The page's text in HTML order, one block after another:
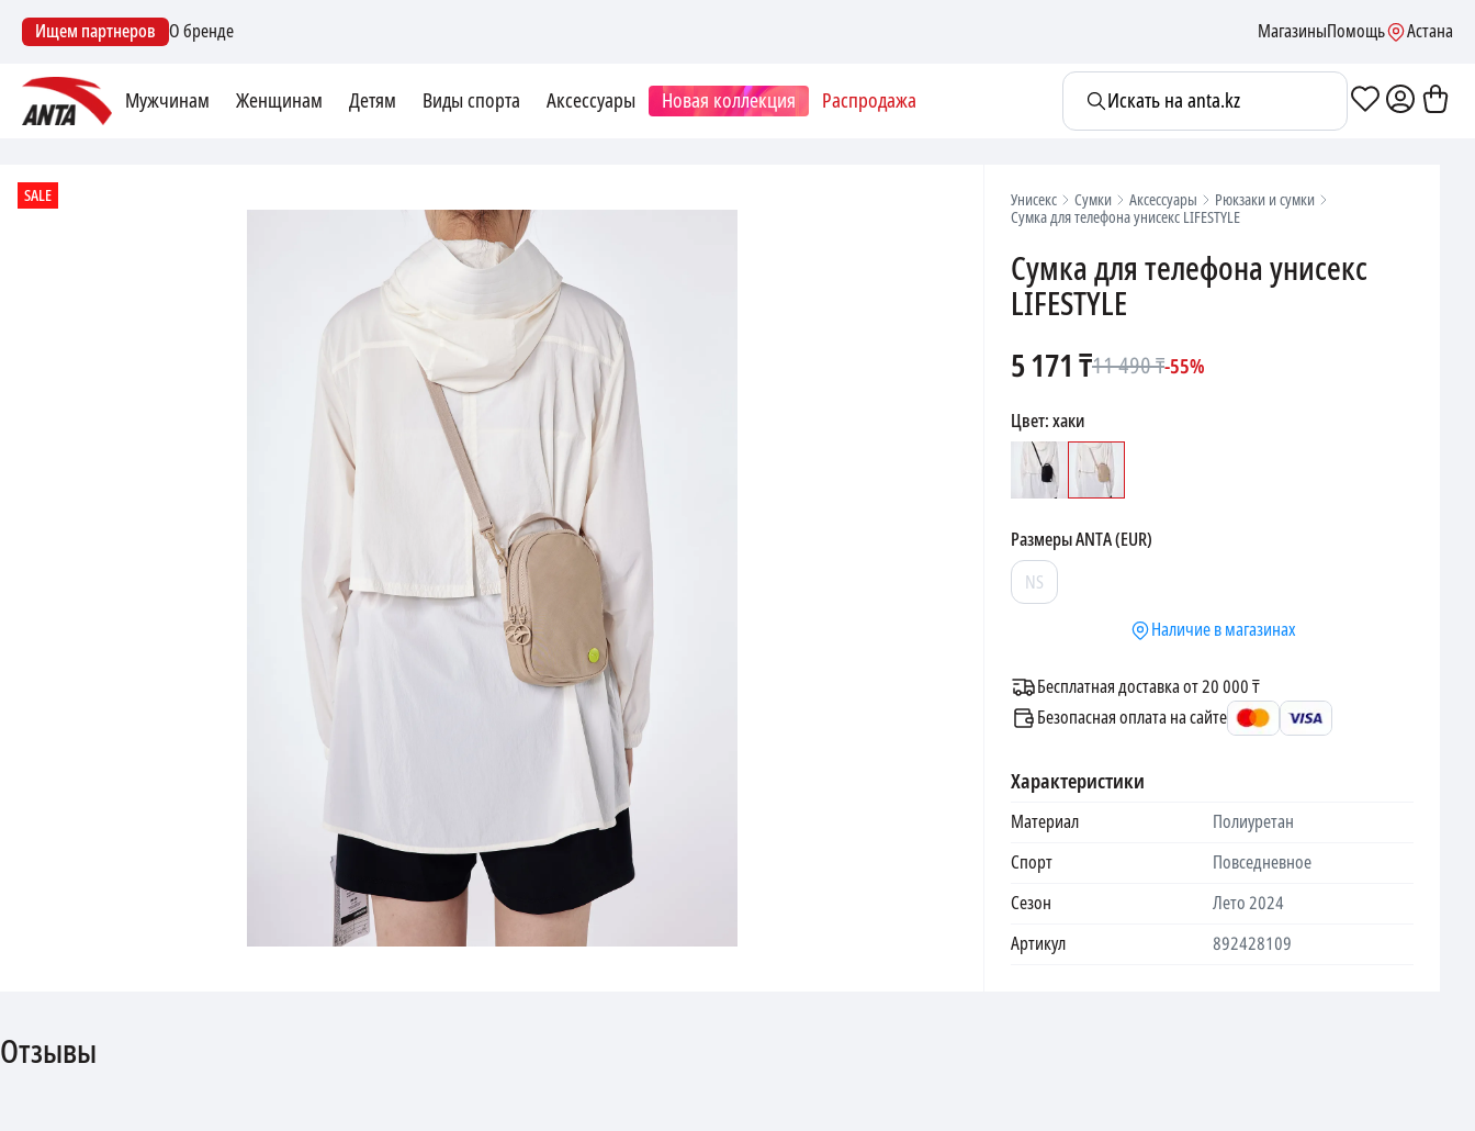
Ищем партнеров О бренде МагазиныПомощь Астана
Мужчинам Женщинам Детям Виды спорта Аксессуары Новая коллекция Распродажа Искать на anta.kz
SALE Унисекс Сумки Аксессуары
Рюкзаки и сумки
Сумка для телефона унисекс LIFESTYLE
Сумка для телефона унисекс
LIFESTYLE
5 171₸11 490₸-55%
Цвет:хаки
РазмерыANTA (EUR)
NS
Наличие в магазинах
Бесплатная доставка от 20 000 ₸
Безопасная оплата на сайте
Характеристики
Материал
Полиуретан
Спорт
Повседневное
Сезон
Лето 2024
Артикул
892428109
Отзывы